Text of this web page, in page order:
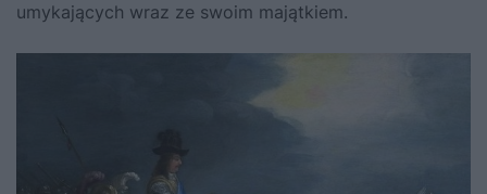
umykających wraz ze swoim majątkiem.